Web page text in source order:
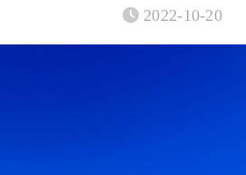
2022-10-20